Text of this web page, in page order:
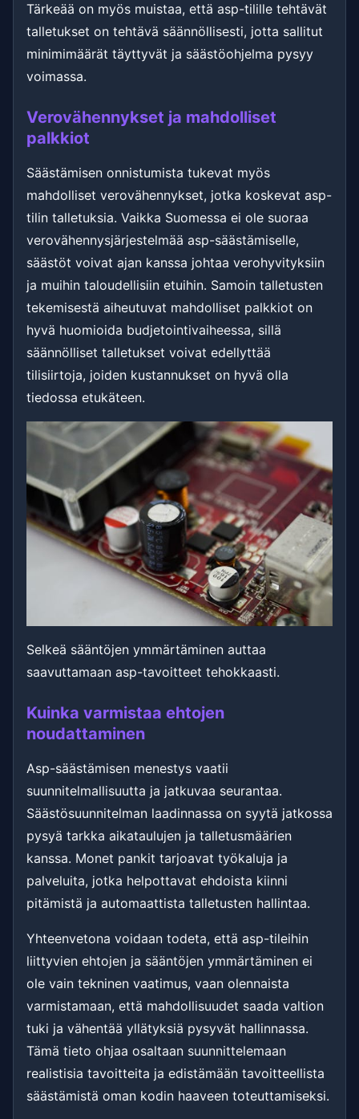
Tärkeää on myös muistaa, että asp-tilille tehtävät
talletukset on tehtävä säännöllisesti, jotta sallitut
minimimäärät täyttyvät ja säästöohjelma pysyy
voimassa.
Verovähennykset ja mahdolliset
palkkiot
Säästämisen onnistumista tukevat myös
mahdolliset verovähennykset, jotka koskevat asp-
tilin talletuksia. Vaikka Suomessa ei ole suoraa
verovähennysjärjestelmää asp-säästämiselle,
säästöt voivat ajan kanssa johtaa verohyvityksiin
ja muihin taloudellisiin etuihin. Samoin talletusten
tekemisestä aiheutuvat mahdolliset palkkiot on
hyvä huomioida budjetointivaiheessa, sillä
säännölliset talletukset voivat edellyttää
tilisiirtoja, joiden kustannukset on hyvä olla
tiedossa etukäteen.
Selkeä sääntöjen ymmärtäminen auttaa
saavuttamaan asp-tavoitteet tehokkaasti.
Kuinka varmistaa ehtojen
noudattaminen
Asp-säästämisen menestys vaatii
suunnitelmallisuutta ja jatkuvaa seurantaa.
Säästösuunnitelman laadinnassa on syytä jatkossa
pysyä tarkka aikataulujen ja talletusmäärien
kanssa. Monet pankit tarjoavat työkaluja ja
palveluita, jotka helpottavat ehdoista kiinni
pitämistä ja automaattista talletusten hallintaa.
Yhteenvetona voidaan todeta, että asp-tileihin
liittyvien ehtojen ja sääntöjen ymmärtäminen ei
ole vain tekninen vaatimus, vaan olennaista
varmistamaan, että mahdollisuudet saada valtion
tuki ja vähentää yllätyksiä pysyvät hallinnassa.
Tämä tieto ohjaa osaltaan suunnittelemaan
realistisia tavoitteita ja edistämään tavoitteellista
säästämistä oman kodin haaveen toteuttamiseksi.